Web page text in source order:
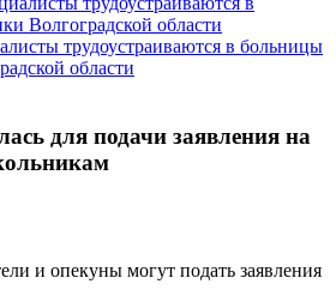
трудоустраиваются в больницы
области
для подачи заявления на
и опекуны могут подать заявления